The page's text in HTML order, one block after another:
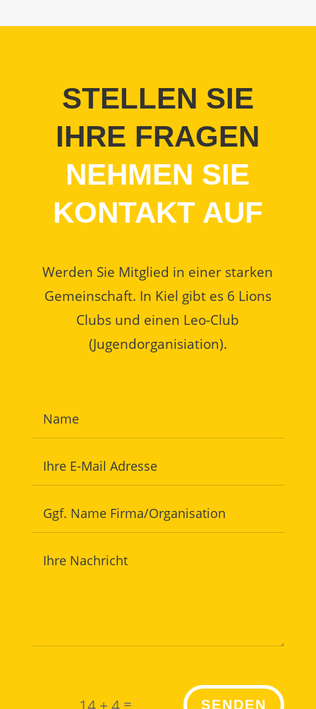
STELLEN SIE
IHRE FRAGEN
NEHMEN SIE
KONTAKT AUF
Werden Sie Mitglied in einer starken
Gemeinschaft. In Kiel gibt es 6 Lions
Clubs und einen Leo-Club
(Jugendorganisiation).
= SENDEN